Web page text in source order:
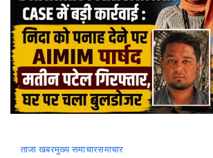
ताजा खबरमुख्य समाचारसमाचार